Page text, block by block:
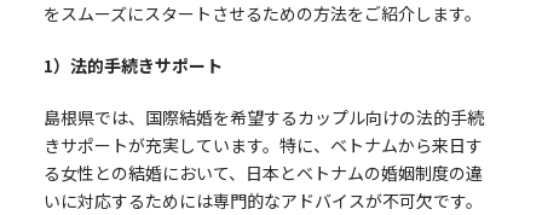
をスムーズにスタートさせるための方法をご紹介します。
1）法的手続きサポート
島根県では、国際結婚を希望するカップル向けの法的手続
きサポートが充実しています。特に、ベトナムから来日す
る女性との結婚において、日本とベトナムの婚姻制度の違
いに対応するためには専門的なアドバイスが不可欠です。